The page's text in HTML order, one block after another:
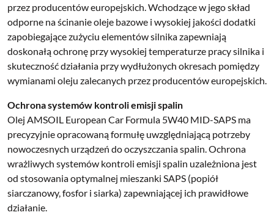
przez producentów europejskich. Wchodzące w jego skład
odporne na ścinanie oleje bazowe i wysokiej jakości dodatki
zapobiegające zużyciu elementów silnika zapewniają
doskonałą ochronę przy wysokiej temperaturze pracy silnika i
skuteczność działania przy wydłużonych okresach pomiędzy
wymianami oleju zalecanych przez producentów europejskich.
Ochrona systemów kontroli emisji spalin
Olej AMSOIL European Car Formula 5W40 MID-SAPS ma
precyzyjnie opracowaną formułę uwzględniającą potrzeby
nowoczesnych urządzeń do oczyszczania spalin. Ochrona
wrażliwych systemów kontroli emisji spalin uzależniona jest
od stosowania optymalnej mieszanki SAPS (popiół
siarczanowy, fosfor i siarka) zapewniającej ich prawidłowe
działanie.